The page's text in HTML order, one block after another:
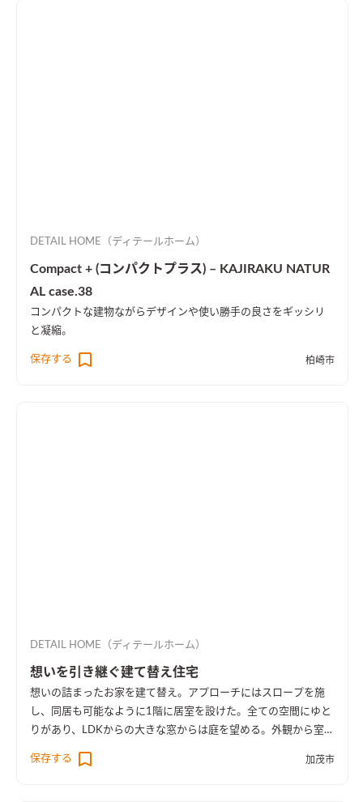
DETAIL HOME（ディテールホーム）
Compact + (コンパクトプラス) – KAJIRAKU NATUR
AL case.38
コンパクトな建物ながらデザインや使い勝手の良さをギッシリ
と凝縮。
保存する 柏崎市
DETAIL HOME（ディテールホーム）
想いを引き継ぐ建て替え住宅
想いの詰まったお家を建て替え。アプローチにはスロープを施
し、同居も可能なように1階に居室を設けた。全ての空間にゆと
りがあり、LDKからの大きな窓からは庭を望める。外観から室内
保存する
加茂市